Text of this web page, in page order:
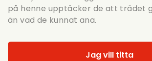
på henne upptäcker de att trädet
än vad de kunnat ana.
Jag vill titta